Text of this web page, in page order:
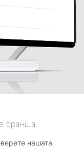
бранша.
нашата